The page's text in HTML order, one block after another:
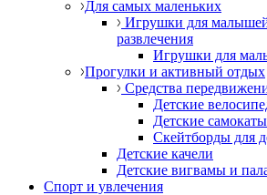
Для самых маленьких
Игрушки для
развлечения
Игрушки для
Прогулки и активный отдых
Средства
Детские
Детские самокаты
Скейтборды для
Детские качели
Детские вигвамы и
Спорт и увлечения